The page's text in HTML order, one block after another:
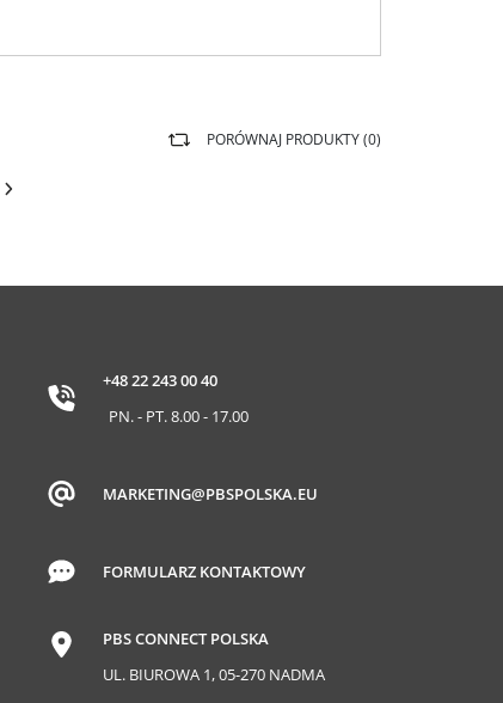
PORÓWNAJ PRODUKTY (0)
+48 22 243 00 40
PN. - PT. 8.00 - 17.00
MARKETING@PBSPOLSKA.EU
FORMULARZ KONTAKTOWY
PBS CONNECT POLSKA
UL. BIUROWA 1, 05-270 NADMA